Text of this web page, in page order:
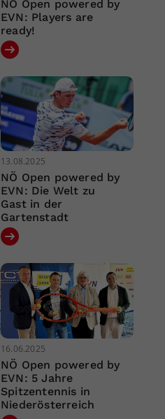
NÖ Open powered by
EVN: Players are
ready!
13.08.2025
NÖ Open powered by
EVN: Die Welt zu
Gast in der
Gartenstadt
16.06.2025
NÖ Open powered by
EVN: 5 Jahre
Spitzentennis in
Niederösterreich